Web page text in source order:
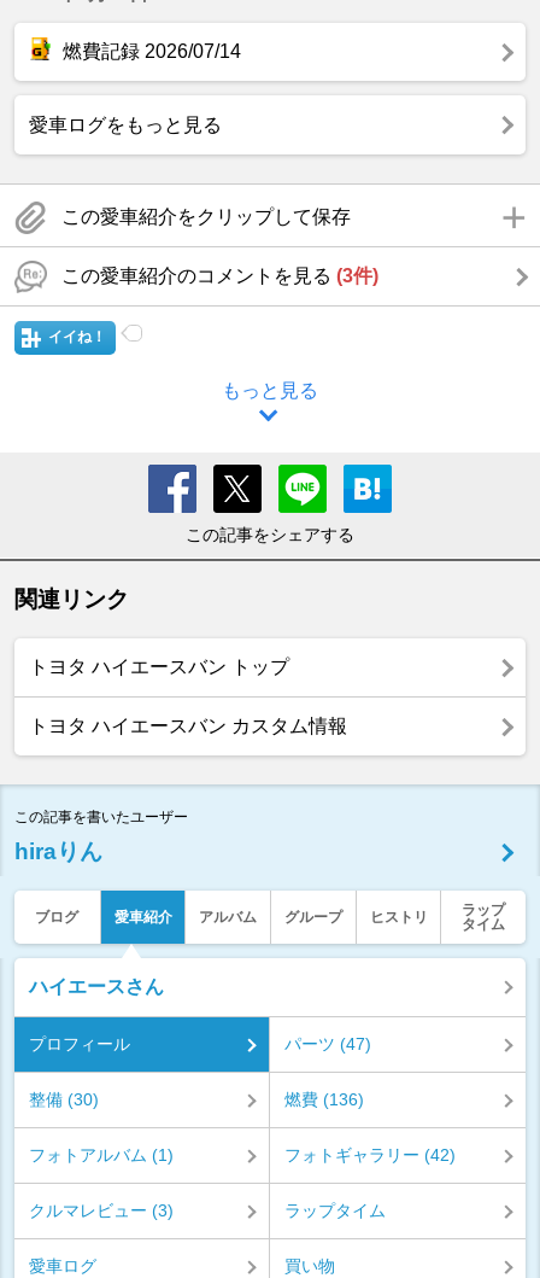
燃費記録 2026/07/14
愛車ログをもっと見る
この愛車紹介をクリップして保存
この愛車紹介のコメントを見る (3件)
イイね！
もっと見る
この記事をシェアする
関連リンク
トヨタ ハイエースバン トップ
トヨタ ハイエースバン カスタム情報
この記事を書いたユーザー
hiraりん
ブログ 愛車紹介 アルバム グループ ヒストリ
ラップ
タイム
ハイエースさん
プロフィール パーツ (47)
整備 (30) 燃費 (136)
フォトアルバム (1) フォトギャラリー (42)
クルマレビュー (3) ラップタイム
愛車ログ 買い物